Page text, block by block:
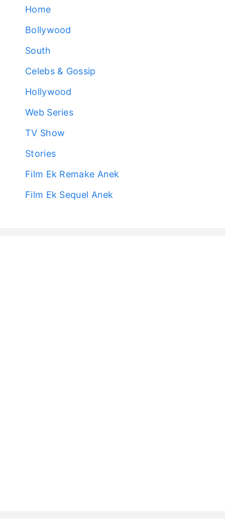
Home
Bollywood
South
Celebs & Gossip
Hollywood
Web Series
TV Show
Stories
Film Ek Remake Anek
Film Ek Sequel Anek